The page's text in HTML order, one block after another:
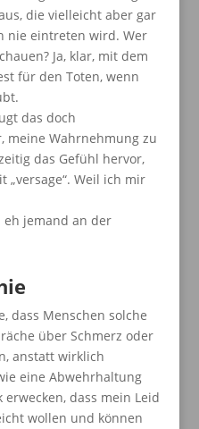
die vielleicht aber gar
nie eintreten wird. Wer
Ja, klar, mit dem
für den Toten, wenn
das doch
meine Wahrnehmung zu
das Gefühl hervor,
„versage“. Weil ich mir
jemand an der
dass Menschen solche
über Schmerz oder
anstatt wirklich
eine Abwehrhaltung
dass mein Leid
wollen und können